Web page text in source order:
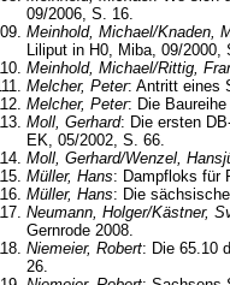
09/2006, S. 16.
Meinhold, Michael/Knaden,
Liliput in H0, Miba, 09/2000,
Meinhold, Michael/Rittig,
Melcher, Peter: Antritt eines
Melcher, Peter: Die
Moll, Gerhard: Die ersten
EK, 05/2002, S. 66.
Moll, Gerhard/Wenzel,
Müller, Hans: Dampfloks für
Müller, Hans: Die
Neumann, Holger/Kästner,
Gernrode 2008.
Niemeier, Robert: Die 65.10
26.